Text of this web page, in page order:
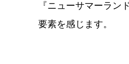
『ニューサマーラン
要素を感じます。